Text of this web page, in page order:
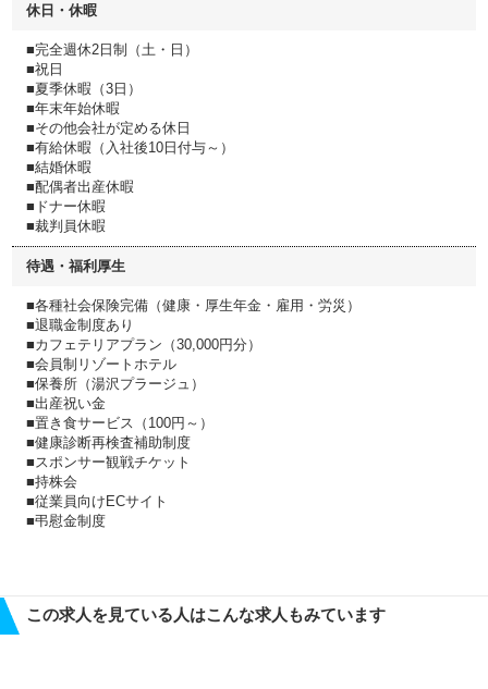
休日・休暇
■完全週休2日制（土・日）
■祝日
■夏季休暇（3日）
■年末年始休暇
■その他会社が定める休日
■有給休暇（入社後10日付与～）
■結婚休暇
■配偶者出産休暇
■ドナー休暇
■裁判員休暇
待遇・福利厚生
■各種社会保険完備（健康・厚生年金・雇用・労災）
■退職金制度あり
■カフェテリアプラン（30,000円分）
■会員制リゾートホテル
■保養所（湯沢プラージュ）
■出産祝い金
■置き食サービス（100円～）
■健康診断再検査補助制度
■スポンサー観戦チケット
■持株会
■従業員向けECサイト
■弔慰金制度
この求人を見ている人はこんな求人もみています